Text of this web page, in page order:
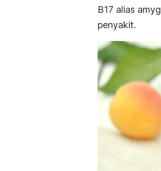
B17 alias
penyakit.